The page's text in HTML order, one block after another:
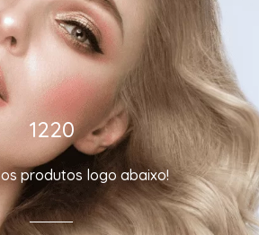
1220
produtos logo abaixo!